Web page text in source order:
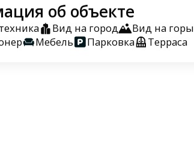
об объекте
Вид на город Вид на горы
Мебель Парковка Терраса